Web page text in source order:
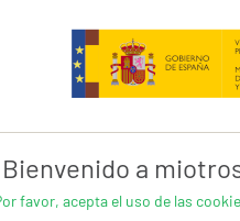
a
favor, acepta el uso de las